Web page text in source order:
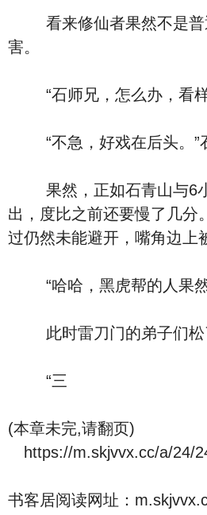
看来修仙者果然不是普通
害。
“石师兄，怎么办，看样
“不急，好戏在后头。”石
果然，正如石青山与6小
出，度比之前还要慢了几分
过仍然未能避开，嘴角边上
“哈哈，黑虎帮的人果然
此时雷刀门的弟子们松
“三
(本章未完,请翻页)
https://m.skjvvx.cc/a/24/
书客居阅读网址：